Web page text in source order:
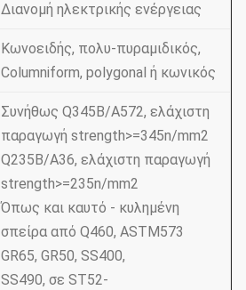
Διανομή ηλεκτρικής ενέργειας
Κωνοειδής, πολυ-πυραμιδικός,
Columniform, polygonal ή κωνικός
Συνήθως Q345B/A572, ελάχιστη
παραγωγή strength>=345n/mm2
Q235B/A36, ελάχιστη παραγωγή
strength>=235n/mm2
Όπως και καυτό - κυλημένη
σπείρα από Q460, ASTM573
GR65, GR50, SS400,
SS490, σε ST52-